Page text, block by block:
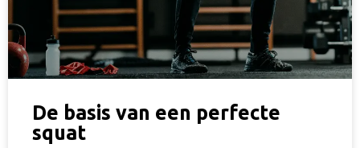
De basis van een perfecte
squat